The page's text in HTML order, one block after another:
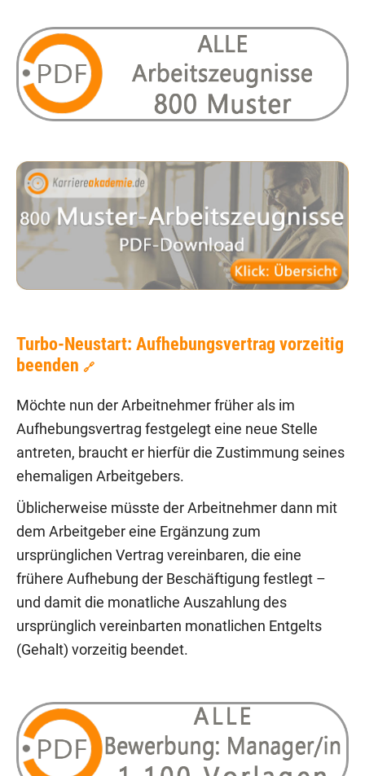
Turbo-Neustart: Aufhebungsvertrag vorzeitig
beenden 🔗
Möchte nun der Arbeitnehmer früher als im
Aufhebungsvertrag festgelegt eine neue Stelle
antreten, braucht er hierfür die Zustimmung seines
ehemaligen Arbeitgebers.
Üblicherweise müsste der Arbeitnehmer dann mit
dem Arbeitgeber eine Ergänzung zum
ursprünglichen Vertrag vereinbaren, die eine
frühere Aufhebung der Beschäftigung festlegt –
und damit die monatliche Auszahlung des
ursprünglich vereinbarten monatlichen Entgelts
(Gehalt) vorzeitig beendet.